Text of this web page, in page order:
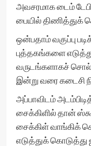
அவசரமாக டைம்
பையில் திணித்துக்
ஒன்பதாம் வகுப்பு
புத்தகங்களை
வருடங்களாகச்
இன்று வரை கடைசி
அப்பாவிடம்
சைக்கிளில் தான்
சைக்கிள் வாங்கிக்
எடுத்துக்